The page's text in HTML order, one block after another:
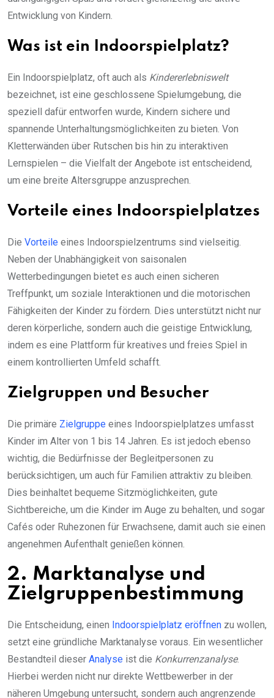
Entwicklung von Kindern.
Was ist ein Indoorspielplatz?
Ein Indoorspielplatz, oft auch als Kindererlebniswelt
bezeichnet, ist eine geschlossene Spielumgebung, die
speziell dafür entworfen wurde, Kindern sichere und
spannende Unterhaltungsmöglichkeiten zu bieten. Von
Kletterwänden über Rutschen bis hin zu interaktiven
Lernspielen – die Vielfalt der Angebote ist entscheidend,
um eine breite Altersgruppe anzusprechen.
Vorteile eines Indoorspielplatzes
Die Vorteile eines Indoorspielzentrums sind vielseitig.
Neben der Unabhängigkeit von saisonalen
Wetterbedingungen bietet es auch einen sicheren
Treffpunkt, um soziale Interaktionen und die motorischen
Fähigkeiten der Kinder zu fördern. Dies unterstützt nicht nur
deren körperliche, sondern auch die geistige Entwicklung,
indem es eine Plattform für kreatives und freies Spiel in
einem kontrollierten Umfeld schafft.
Zielgruppen und Besucher
Die primäre Zielgruppe eines Indoorspielplatzes umfasst
Kinder im Alter von 1 bis 14 Jahren. Es ist jedoch ebenso
wichtig, die Bedürfnisse der Begleitpersonen zu
berücksichtigen, um auch für Familien attraktiv zu bleiben.
Dies beinhaltet bequeme Sitzmöglichkeiten, gute
Sichtbereiche, um die Kinder im Auge zu behalten, und sogar
Cafés oder Ruhezonen für Erwachsene, damit auch sie einen
angenehmen Aufenthalt genießen können.
2. Marktanalyse und
Zielgruppenbestimmung
Die Entscheidung, einen Indoorspielplatz eröffnen zu wollen,
setzt eine gründliche Marktanalyse voraus. Ein wesentlicher
Bestandteil dieser Analyse ist die Konkurrenzanalyse.
Hierbei werden nicht nur direkte Wettbewerber in der
näheren Umgebung untersucht, sondern auch angrenzende